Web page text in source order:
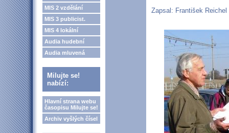
MIS 2 vzdělání
MIS 3 publicist.
MIS 4 lokální
Audia hudební
Audia mluvená
Milujte se!
nabízí:
Hlavní strana webu
časopisu Milujte se!
Archiv vyšlých čísel
Zapsal: František Reichel